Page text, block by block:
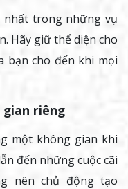
trong những vụ
Hãy giữ thể diện cho
bạn cho đến khi mọi
riêng
một không gian khi
đến những cuộc cãi
nên chủ động tạo